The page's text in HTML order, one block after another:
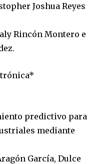
Joshua Reyes
Rincón Montero e
predictivo para
mediante
García, Dulce